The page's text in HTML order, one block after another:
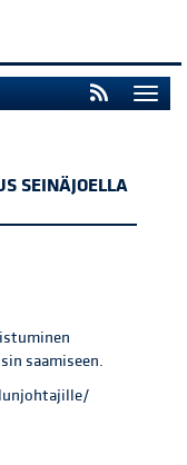
SEINÄJOELLA
saamiseen.